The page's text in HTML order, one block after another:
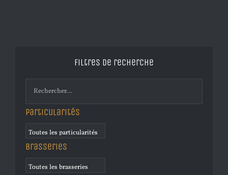
Filtres de recherche
Particularités
Brasseries